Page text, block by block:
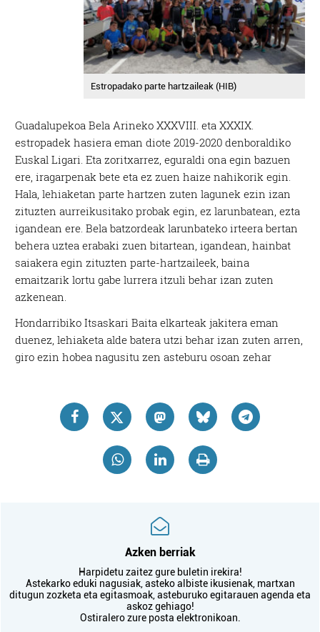
Estropadako parte hartzaileak (HIB)
Guadalupekoa Bela Arineko XXXVIII. eta XXXIX.
estropadek hasiera eman diote 2019-2020 denboraldiko
Euskal Ligari. Eta zoritxarrez, eguraldi ona egin bazuen
ere, iragarpenak bete eta ez zuen haize nahikorik egin.
Hala, lehiaketan parte hartzen zuten lagunek ezin izan
zituzten aurreikusitako probak egin, ez larunbatean, ezta
igandean ere. Bela batzordeak larunbateko irteera bertan
behera uztea erabaki zuen bitartean, igandean, hainbat
saiakera egin zituzten parte-hartzaileek, baina
emaitzarik lortu gabe lurrera itzuli behar izan zuten
azkenean.
Hondarribiko Itsaskari Baita elkarteak jakitera eman
duenez, lehiaketa alde batera utzi behar izan zuten arren,
giro ezin hobea nagusitu zen asteburu osoan zehar
Azken berriak
Harpidetu zaitez gure buletin irekira!
Astekarko eduki nagusiak, asteko albiste ikusienak, martxan
ditugun zozketa eta egitasmoak, asteburuko egitarauen agenda eta
askoz gehiago!
Ostiralero zure posta elektronikoan.